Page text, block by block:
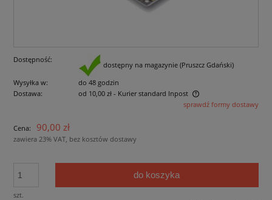
Dostępność:
dostępny na magazynie (Pruszcz Gdański)
Wysyłka w:
do 48 godzin
Dostawa:
od 10,00 zł - Kurier standard Inpost
Cena nie zawiera ewentualnych kosztów płatnościsprawdź formy dostawy
Cena: 90,00 zł
zawiera 23% VAT, bez kosztów dostawy
szt.
do koszyka